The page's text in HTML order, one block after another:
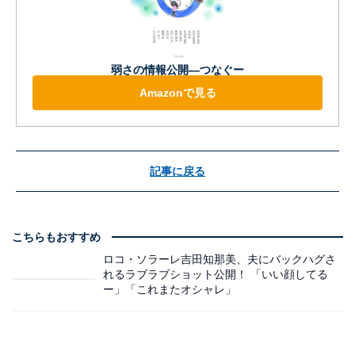
弱さの情報公開―つなぐー
Amazonで見る
記事に戻る
こちらもおすすめ
ロコ・ソラーレ吉田知那美、夫にバックハグさ
れるラブラブショット公開！ 「いい顔してる
ー」「これまたオシャレ」